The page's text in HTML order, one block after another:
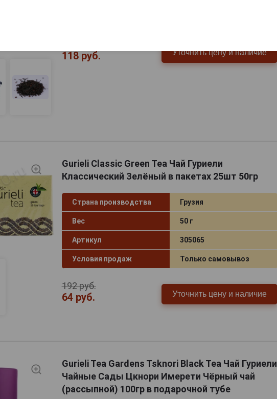
118 руб. Уточнить цену и наличие
Gurieli Classic Green Tea Чай Гуриели
Классический Зелёный в пакетах 25шт 50гр
Страна производства Грузия
Вес 50 г
Артикул 305065
Условия продаж Только самовывоз
192 руб.
64 руб. Уточнить цену и наличие
Gurieli Tea Gardens Tsknori Black Tea Чай Гуриели
Чайные Сады Цкнори Имерети Чёрный чай
(рассыпной) 100гр в подарочной тубе